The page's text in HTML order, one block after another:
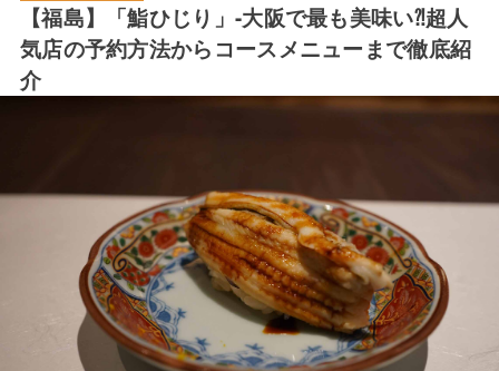
【福島】「鮨ひじり」-大阪で最も美味い⁈超人
気店の予約方法からコースメニューまで徹底紹
介